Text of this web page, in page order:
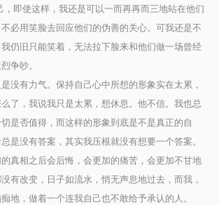
，即使这样，我还是可以一而再再而三地站在他们
必用笑脸去回应他们的伪善的关心。可我还是不
仍旧只能笑着，无法拉下脸来和他们做一场曾经
争吵。
没有力气。保持自己心中所想的形象实在太累，
了，我说我只是太累，想休息。他不信。我也总
是否值得，而这样的形象到底是不是真正的自
是没有答案，其实我压根就没有想要一个答案。
真相之后会后悔，会更加的痛苦，会更加不甘地
有改变，日子如流水，悄无声息地过去，而我，
地，做着一个连我自己也不敢给予承认的人。